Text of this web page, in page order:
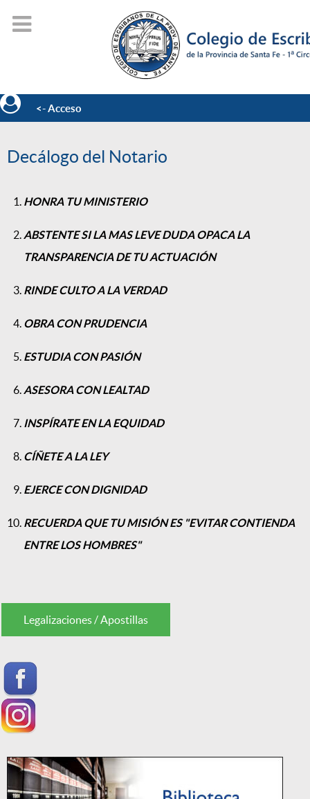
<- Acceso
Decálogo del Notario
HONRA TU MINISTERIO
ABSTENTE SI LA MAS LEVE DUDA OPACA LA
TRANSPARENCIA DE TU ACTUACIÓN
RINDE CULTO A LA VERDAD
OBRA CON PRUDENCIA
ESTUDIA CON PASIÓN
ASESORA CON LEALTAD
INSPÍRATE EN LA EQUIDAD
CÍÑETE A LA LEY
EJERCE CON DIGNIDAD
RECUERDA QUE TU MISIÓN ES "EVITAR CONTIENDA
ENTRE LOS HOMBRES"